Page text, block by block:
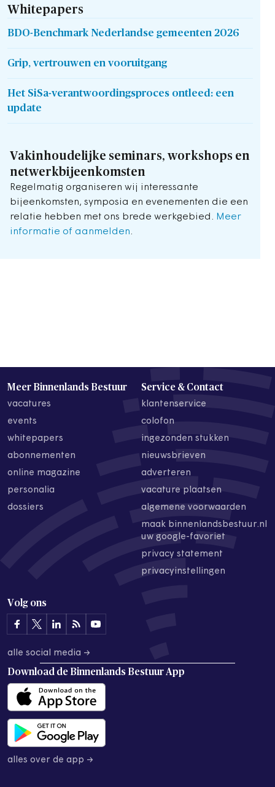
Whitepapers
BDO-Benchmark Nederlandse gemeenten 2026
Grip, vertrouwen en vooruitgang
Het SiSa-verantwoordingsproces ontleed: een
update
Vakinhoudelijke seminars, workshops en
netwerkbijeenkomsten
Regelmatig organiseren wij interessante
bijeenkomsten, symposia en evenementen die een
relatie hebben met ons brede werkgebied. Meer
informatie of aanmelden.
Meer Binnenlands Bestuur
vacatures
events
whitepapers
abonnementen
online magazine
personalia
dossiers
Service & Contact
klantenservice
colofon
ingezonden stukken
nieuwsbrieven
adverteren
vacature plaatsen
algemene voorwaarden
maak binnenlandsbestuur.nl
uw google-favoriet
privacy statement
privacyinstellingen
Volg ons
alle social media →
Download de Binnenlands Bestuur App
alles over de app →